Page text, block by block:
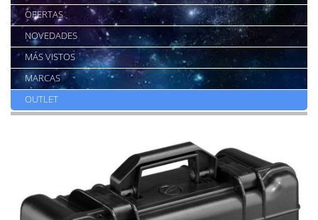
OFERTAS
NOVEDADES
MÁS VISTOS
MARCAS
OUTLET